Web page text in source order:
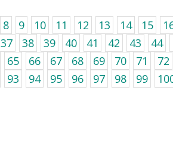
8 9 10 11 12 13 14 15
37 38 39 40 41 42 43 44
65 66 67 68 69 70 71 72
93 94 95 96 97 98 99